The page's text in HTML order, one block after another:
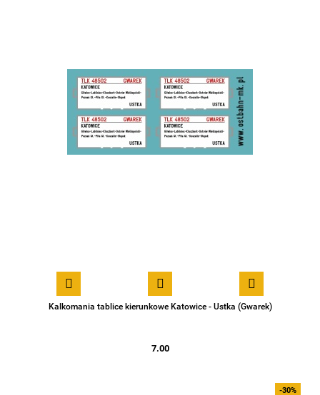
Kalkomania tablice kierunkowe Katowice - Ustka (Gwarek)
7.00
-30%